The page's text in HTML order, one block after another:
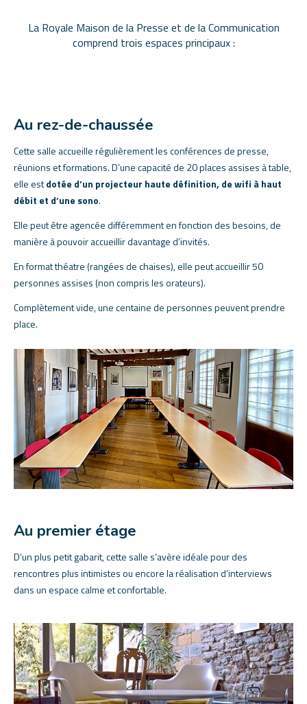
La Royale Maison de la Presse et de la Communication
comprend trois espaces principaux :
Au rez-de-chaussée
Cette salle accueille régulièrement les conférences de presse,
réunions et formations. D’une capacité de 20 places assises à table,
elle estdotée d’un projecteur haute définition, de wifi à haut
débit et d’une sono.
Elle peut être agencée différemment en fonction des besoins, de
manière à pouvoir accueillir davantage d’invités.
En format théatre (rangées de chaises), elle peut accueillir 50
personnes assises (non compris les orateurs).
Complètement vide, une centaine de personnes peuvent prendre
place.
Au premier étage
D’un plus petit gabarit, cette salle s’avère idéale pour des
rencontres plus intimistes ou encore la réalisation d’interviews
dans un espace calme et confortable.